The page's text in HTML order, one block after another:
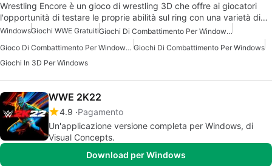
Wrestling Encore è un gioco di wrestling 3D che offre ai giocatori
l'opportunità di testare le proprie abilità sul ring con una varietà di…
WindowsGiochi WWE Gratuiti
Giochi Di Combattimento Per Windows Gratuiti
Gioco Di Combattimento Per Windows 10 Giochi Di Combattimento Per Windows
Giochi In 3D Per Windows
WWE 2K22
4.9 Pagamento
Un'applicazione versione completa per Windows, di
Visual Concepts.
Download per Windows